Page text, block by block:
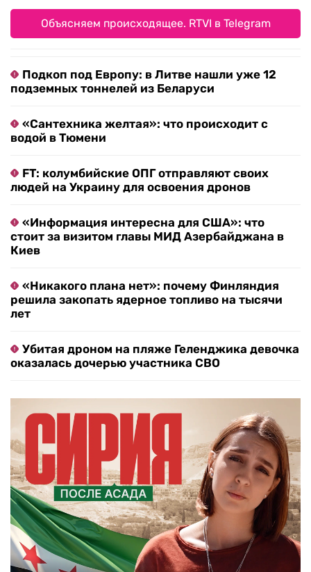
Объясняем происходящее. RTVI в Telegram
Подкоп под Европу: в Литве нашли уже 12
подземных тоннелей из Беларуси
«Сантехника желтая»: что происходит с
водой в Тюмени
FT: колумбийские ОПГ отправляют своих
людей на Украину для освоения дронов
«Информация интересна для США»: что
стоит за визитом главы МИД Азербайджана в
Киев
«Никакого плана нет»: почему Финляндия
решила закопать ядерное топливо на тысячи
лет
Убитая дроном на пляже Геленджика девочка
оказалась дочерью участника СВО